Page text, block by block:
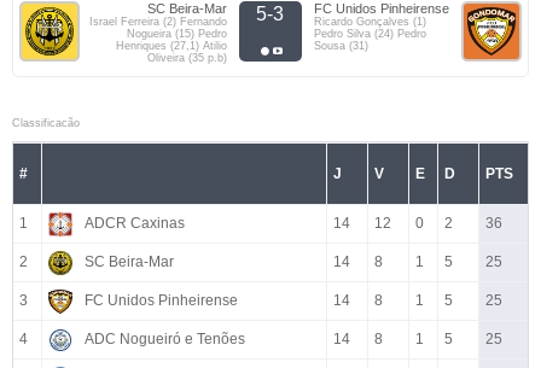
SC Beira-Mar
Israel Ferreira (2) Fernando
Nogueira (15) Pedro
Henriques (27,1) Atilio
Oliveira (35 p.b)
5-3 FC Unidos Pinheirense
Ricardo Gonçalves (1)
Pedro Silva (24) Pedro
Sousa (31)
Classificacão
# J V E D PTS
1 ADCR Caxinas 14 12 0 2 36
2 SC Beira-Mar 14 8 1 5 25
3 FC Unidos Pinheirense 14 8 1 5 25
4 ADC Nogueiró e Tenões 14 8 1 5 25